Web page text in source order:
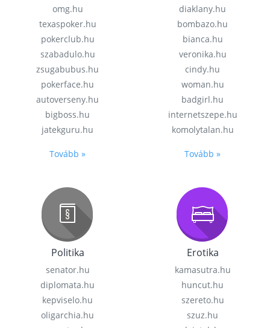
omg.hu
texaspoker.hu
pokerclub.hu
szabadulo.hu
zsugabubus.hu
pokerface.hu
autoverseny.hu
bigboss.hu
jatekguru.hu
Tovább »
diaklany.hu
bombazo.hu
bianca.hu
veronika.hu
cindy.hu
woman.hu
badgirl.hu
internetszepe.hu
komolytalan.hu
Tovább »
Politika
senator.hu
diplomata.hu
kepviselo.hu
oligarchia.hu
Erotika
kamasutra.hu
huncut.hu
szereto.hu
szuz.hu